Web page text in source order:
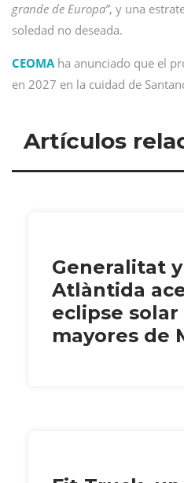
grande de Europa”, y una
soledad no deseada.
CEOMA ha anunciado que el
en 2027 en la cuidad de
Artículos
Generalitat
Atlàntida
eclipse solar
mayores de